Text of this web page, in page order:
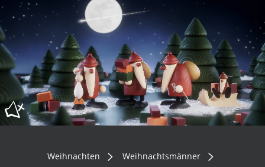
Weihnachten Weihnachtsmänner